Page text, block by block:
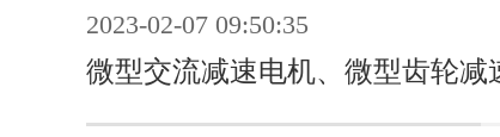
2023-02-07 09:50:35
微型交流减速电机、微型齿轮减